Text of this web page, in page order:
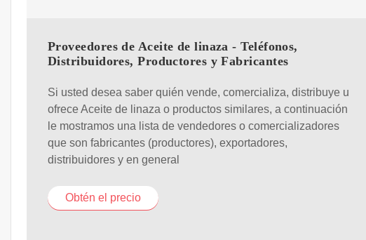
Proveedores de Aceite de linaza - Teléfonos,
Distribuidores, Productores y Fabricantes
Si usted desea saber quién vende, comercializa, distribuye u
ofrece Aceite de linaza o productos similares, a continuación
le mostramos una lista de vendedores o comercializadores
que son fabricantes (productores), exportadores,
distribuidores y en general
Obtén el precio